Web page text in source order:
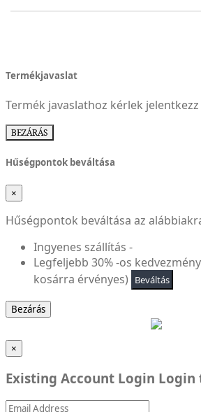
Termékjavaslat
Termék javaslathoz kérlek
BEZÁRÁS
Hűségpontok beváltása
×
Hűségpontok beváltása az
Ingyenes szállítás -
Legfeljebb 30% -os
kosárra érvényes)
Beváltás
Bezárás
×
Existing Account Login Login